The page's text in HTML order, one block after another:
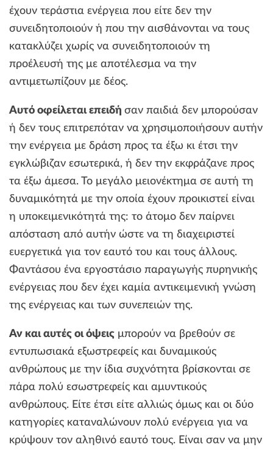
έχουν τεράστια ενέργεια που είτε δεν την
συνειδητοποιούν ή που την αισθάνονται να τους
κατακλύζει χωρίς να συνειδητοποιούν τη
προέλευσή της με αποτέλεσμα να την
αντιμετωπίζουν με δέος.
Αυτό οφείλεται επειδή σαν παιδιά δεν μπορούσαν
ή δεν τους επιτρεπόταν να χρησιμοποιήσουν αυτήν
την ενέργεια με δράση προς τα έξω κι έτσι την
εγκλώβιζαν εσωτερικά, ή δεν την εκφράζανε προς
τα έξω άμεσα. Το μεγάλο μειονέκτημα σε αυτή τη
δυναμικότητά με την οποία έχουν προικιστεί είναι
η υποκειμενικότητά της: το άτομο δεν παίρνει
απόσταση από αυτήν ώστε να τη διαχειριστεί
ευεργετικά για τον εαυτό του και τους άλλους.
Φαντάσου ένα εργοστάσιο παραγωγής πυρηνικής
ενέργειας που δεν έχει καμία αντικειμενική γνώση
της ενέργειας και των συνεπειών της.
Αν και αυτές οι όψεις μπορούν να βρεθούν σε
εντυπωσιακά εξωστρεφείς και δυναμικούς
ανθρώπους με την ίδια συχνότητα βρίσκονται σε
πάρα πολύ εσωστρεφείς και αμυντικούς
ανθρώπους. Είτε έτσι είτε αλλιώς όμως και οι δύο
κατηγορίες καταναλώνουν πολύ ενέργεια για να
κρύψουν τον αληθινό εαυτό τους. Είναι σαν να μην